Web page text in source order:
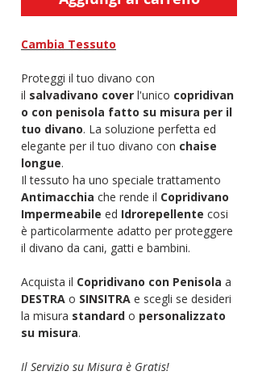
Cambia Tessuto
Proteggi il tuo divano con
il salvadivano cover l'unico copridivan
o con penisola fatto su misura per il
tuo divano. La soluzione perfetta ed
elegante per il tuo divano con chaise
longue.
Il tessuto ha uno speciale trattamento
Antimacchia che rende il Copridivano
Impermeabile ed Idrorepellente cosi
è particolarmente adatto per proteggere
il divano da cani, gatti e bambini.
Acquista il Copridivano con Penisola a
DESTRA o SINSITRA e scegli se desideri
la misura standard o personalizzato
su misura.
Il Servizio su Misura è Gratis!